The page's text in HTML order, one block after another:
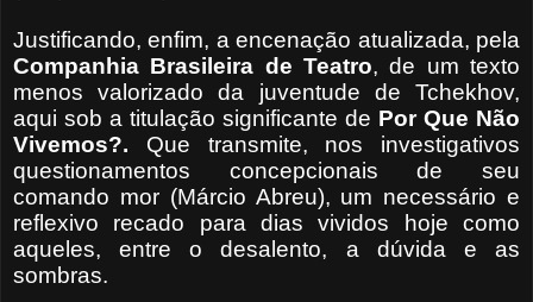
Justificando, enfim, a encenação atualizada, pela
Companhia Brasileira de Teatro, de um texto
menos valorizado da juventude de Tchekhov,
aqui sob a titulação significante de Por Que Não
Vivemos?. Que transmite, nos investigativos
questionamentos concepcionais de seu
comando mor (Márcio Abreu), um necessário e
reflexivo recado para dias vividos hoje como
aqueles, entre o desalento, a dúvida e as
sombras.